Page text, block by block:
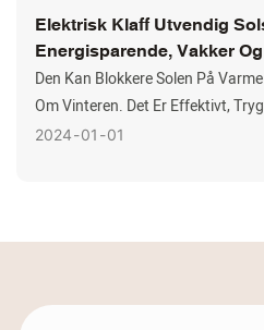
Elektrisk Klaff Utvendig
Energisparende, Vakker
Den Kan Blokkere Solen På
Om Vinteren. Det Er Effektivt,
Er Praktisk – Det Beste Valget
2024 01 01